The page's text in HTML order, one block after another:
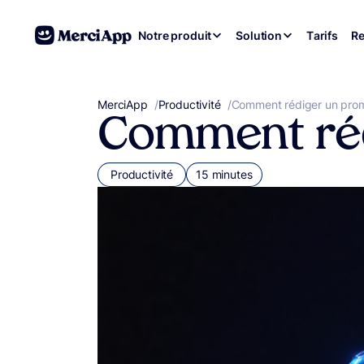
Aller au contenu
Notre produit Solution Tarifs
MerciApp correcteur orthographe
/Productivité /Comment rédiger un
Comment
Productivité 15 minutes